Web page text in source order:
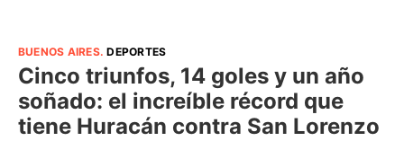
BUENOS AIRES.DEPORTES
Cinco triunfos, 14 goles y un año
soñado: el increíble récord que
tiene Huracán contra San Lorenzo